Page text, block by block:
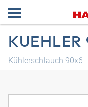
Kühlerschlauch 90x6